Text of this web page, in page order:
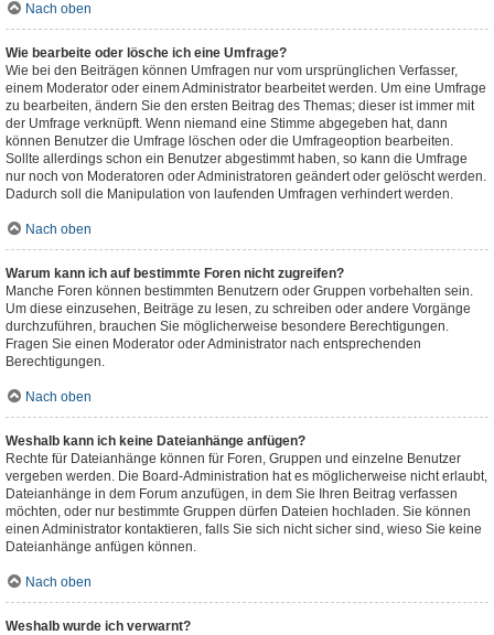
Nach oben
Wie bearbeite oder lösche ich eine Umfrage?
Wie bei den Beiträgen können Umfragen nur vom ursprünglichen Verfasser,
einem Moderator oder einem Administrator bearbeitet werden. Um eine Umfrage
zu bearbeiten, ändern Sie den ersten Beitrag des Themas; dieser ist immer mit
der Umfrage verknüpft. Wenn niemand eine Stimme abgegeben hat, dann
können Benutzer die Umfrage löschen oder die Umfrageoption bearbeiten.
Sollte allerdings schon ein Benutzer abgestimmt haben, so kann die Umfrage
nur noch von Moderatoren oder Administratoren geändert oder gelöscht werden.
Dadurch soll die Manipulation von laufenden Umfragen verhindert werden.
Nach oben
Warum kann ich auf bestimmte Foren nicht zugreifen?
Manche Foren können bestimmten Benutzern oder Gruppen vorbehalten sein.
Um diese einzusehen, Beiträge zu lesen, zu schreiben oder andere Vorgänge
durchzuführen, brauchen Sie möglicherweise besondere Berechtigungen.
Fragen Sie einen Moderator oder Administrator nach entsprechenden
Berechtigungen.
Nach oben
Weshalb kann ich keine Dateianhänge anfügen?
Rechte für Dateianhänge können für Foren, Gruppen und einzelne Benutzer
vergeben werden. Die Board-Administration hat es möglicherweise nicht erlaubt,
Dateianhänge in dem Forum anzufügen, in dem Sie Ihren Beitrag verfassen
möchten, oder nur bestimmte Gruppen dürfen Dateien hochladen. Sie können
einen Administrator kontaktieren, falls Sie sich nicht sicher sind, wieso Sie keine
Dateianhänge anfügen können.
Nach oben
Weshalb wurde ich verwarnt?